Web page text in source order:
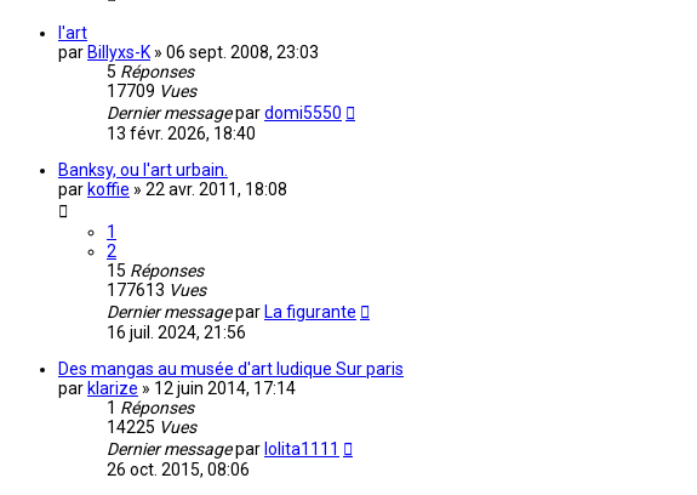
l'art
par Billyxs-K » 06 sept. 2008, 23:03
5 Réponses
17709 Vues
Dernier messagepardomi5550
13 févr. 2026, 18:40
Banksy, ou l'art urbain.
par koffie » 22 avr. 2011, 18:08
1
2
15 Réponses
177613 Vues
Dernier messagepar La figurante
16 juil. 2024, 21:56
Des mangas au musée d'art ludique Sur paris
par klarize » 12 juin 2014, 17:14
1 Réponses
14225 Vues
Dernier messagepar lolita1111
26 oct. 2015, 08:06